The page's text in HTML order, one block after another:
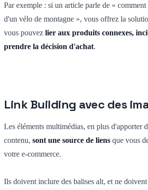
Par exemple : si un article parle de «
d'un vélo de montagne », vous offrez la
vous pouvez lier aux produits connexes,
prendre la décision d'achat.
Link Building avec des
Les éléments multimédias, en plus d'apporter
contenu, sont une source de liens que vous
votre e-commerce.
Ils doivent inclure des balises alt, et ne